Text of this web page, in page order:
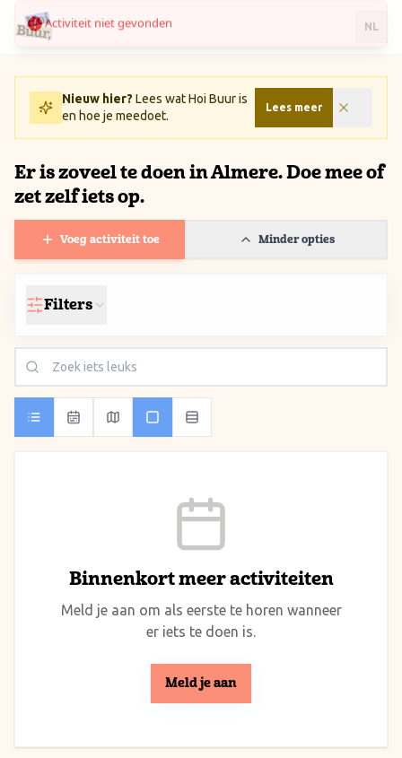
Ga naar inhoud / Skip to content
NL
Nieuw hier? Lees wat Hoi Buur is
en hoe je meedoet.
Lees meer
Er is zoveel te doen in Almere. Doe mee of
zet zelf iets op.
Voeg activiteit toe Minder opties
Filters
Binnenkort meer activiteiten
Meld je aan om als eerste te horen wanneer
er iets te doen is.
Meld je aan